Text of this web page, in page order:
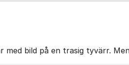
med bild på en trasig tyvärr.